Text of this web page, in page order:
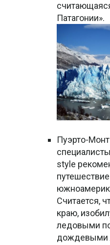
Патагонии».
Пуэрто-
style
Считается,
краю,
ледовыми
дождевыми